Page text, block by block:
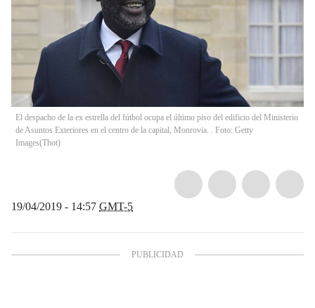
El despacho de la ex estrella del fútbol ocupa el último piso del edificio del Ministerio
de Asuntos Exteriores en el centro de la capital, Monrovia. . Foto: Getty
Images(Thot)
19/04/2019 - 14:57 GMT-5